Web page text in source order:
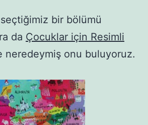
bir bölümü
da Çocuklar için Resimli
neredeymiş onu buluyoruz.